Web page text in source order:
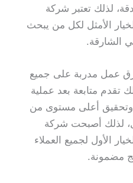
لذلك تعتبر شركة
الأمثل لكل من يبحث
الشارقة.
عمل مدربة على جميع
تقدم متابعة بعد عملية
وتحقيق أعلى مستوى من
لذلك أصبحت شركة
الأول لجميع العملاء
مضمونة.